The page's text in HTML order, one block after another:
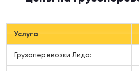
Услуга
Грузоперевозки Лида: